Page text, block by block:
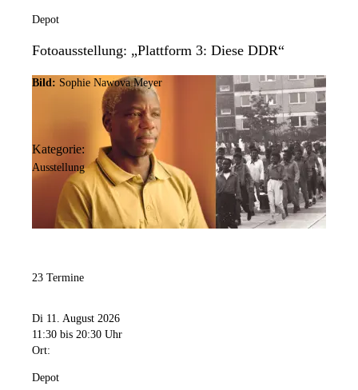
Depot
Fotoausstellung: „Plattform 3: Diese DDR“
Bild: Sophie Nawova Meyer
Kategorie:
Ausstellung
23 Termine
Di 11. August 2026
11:30 bis 20:30 Uhr
Ort:
Depot